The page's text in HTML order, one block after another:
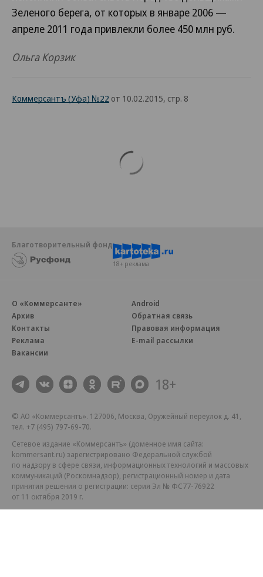
Зеленого берега, от которых в январе 2006 —
апреле 2011 года привлекли более 450 млн руб.
Ольга Корзик
Коммерсантъ (Уфа) №22 от 10.02.2015, стр. 8
Благотворительный фонд
18+ реклама
О «Коммерсанте»
Архив
Контакты
Реклама
Вакансии
Android
Обратная связь
Правовая информация
E-mail рассылки
18+
© АО «Коммерсантъ». 127006, Москва, Оружейный переулок д. 41,
тел. +7 (495) 797-69-70.
Сетевое издание «Коммерсантъ» (доменное имя сайта:
kommersant.ru) зарегистрировано Федеральной службой
по надзору в сфере связи, информационных технологий и массовых
коммуникаций (Роскомнадзор), регистрационный номер и дата
принятия решения о регистрации: серия Эл № ФС77-76922
от 11 октября 2019 г.